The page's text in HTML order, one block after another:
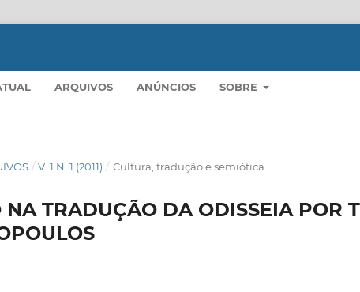
ARQUIVOS ANÚNCIOS SOBRE
/ V. 1 N. 1 (2011) / Cultura, tradução e semiótica
NA TRADUÇÃO DA ODISSEIA POR